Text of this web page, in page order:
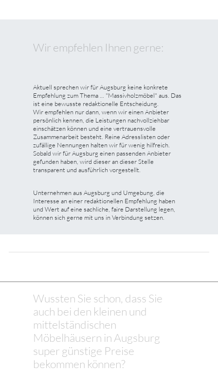
Wir empfehlen Ihnen gerne:
Aktuell sprechen wir für Augsburg keine konkrete
Empfehlung zum Thema ... "Massivholzmöbel" aus. Das
ist eine bewusste redaktionelle Entscheidung.
Wir empfehlen nur dann, wenn wir einen Anbieter
persönlich kennen, die Leistungen nachvollziehbar
einschätzen können und eine vertrauensvolle
Zusammenarbeit besteht. Reine Adresslisten oder
zufällige Nennungen halten wir für wenig hilfreich.
Sobald wir für Augsburg einen passenden Anbieter
gefunden haben, wird dieser an dieser Stelle
transparent und ausführlich vorgestellt.
Unternehmen aus Augsburg und Umgebung, die
Interesse an einer redaktionellen Empfehlung haben
und Wert auf eine sachliche, faire Darstellung legen,
können sich gerne mit uns in Verbindung setzen.
Wussten Sie schon, dass Sie
auch bei den kleinen und
mittelständischen
Möbelhäusern in Augsburg
super günstige Preise
bekommen können?